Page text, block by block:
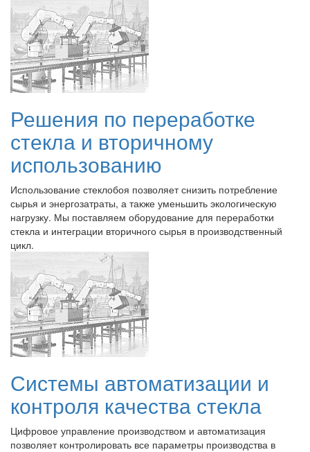
Решения по переработке
стекла и вторичному
использованию
Использование стеклобоя позволяет снизить потребление
сырья и энергозатраты, а также уменьшить экологическую
нагрузку. Мы поставляем оборудование для переработки
стекла и интеграции вторичного сырья в производственный
цикл.
Системы автоматизации и
контроля качества стекла
Цифровое управление производством и автоматизация
позволяет контролировать все параметры производства в